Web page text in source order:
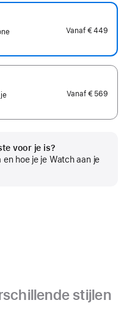
Vanaf € 449
Vanaf € 569
voor je is?
en hoe je je Watch aan je
stijlen